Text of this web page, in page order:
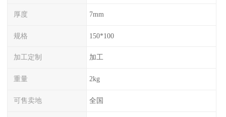
厚度 7mm
规格 150*100
加工定制 加工
重量 2kg
可售卖地 全国